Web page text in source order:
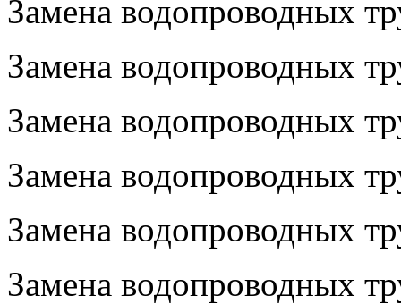
Замена водопроводных
Замена водопроводных
Замена водопроводных
Замена водопроводных
Замена водопроводных
Замена водопроводных